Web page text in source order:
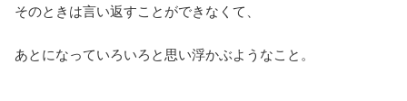
そのときは言い返すことができなくて、
あとになっていろいろと思い浮かぶようなこと。